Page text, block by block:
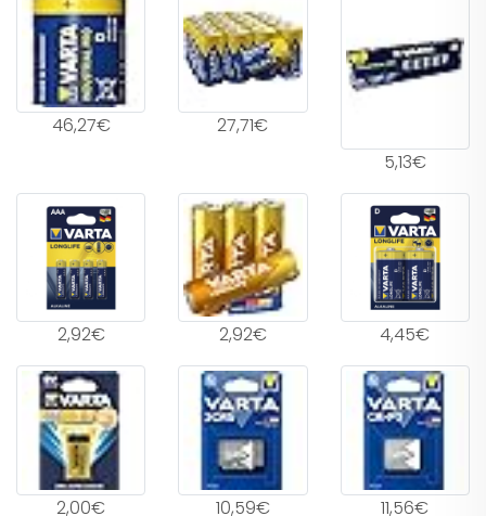
46,27€
27,71€
5,13€
2,92€ 2,92€ 4,45€
2,00€ 10,59€ 11,56€